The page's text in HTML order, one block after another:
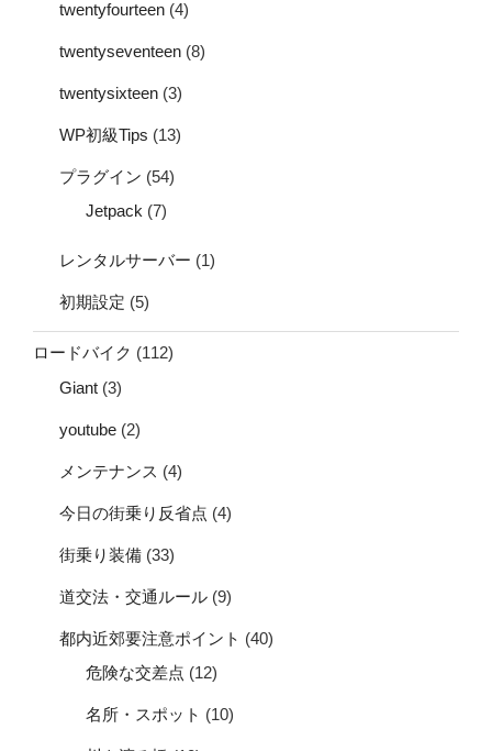
twentyfourteen (4)
twentyseventeen (8)
twentysixteen (3)
WP初級Tips (13)
プラグイン (54)
Jetpack (7)
レンタルサーバー (1)
初期設定 (5)
ロードバイク (112)
Giant (3)
youtube (2)
メンテナンス (4)
今日の街乗り反省点 (4)
街乗り装備 (33)
道交法・交通ルール (9)
都内近郊要注意ポイント (40)
危険な交差点 (12)
名所・スポット (10)